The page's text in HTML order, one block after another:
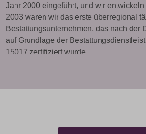
Jahr 2000 eingeführt, und wir entwickeln
2003 waren wir das erste überregional
Bestattungsunternehmen, das nach der
auf Grundlage der
15017 zertifiziert wurde.